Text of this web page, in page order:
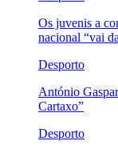
Os juvenis a
nacional “vai
Desporto
António
Cartaxo”
Desporto